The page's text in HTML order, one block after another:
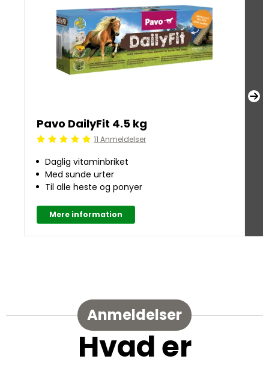
Pavo DailyFit 4.5 kg
Beoordeling: 5/511 Anmeldelser
Daglig vitaminbriket
Med sunde urter
Til alle heste og ponyer
Mere information
Anmeldelser
Hvad er